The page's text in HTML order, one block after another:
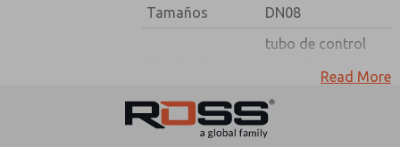
Tamaños DN08
tubo de control
de válvula
giratorio
Interruptores de
Read More